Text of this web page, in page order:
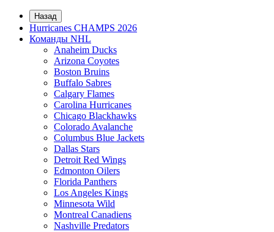
Назад
Hurricanes CHAMPS 2026
Команды NHL
Anaheim Ducks
Arizona Coyotes
Boston Bruins
Buffalo Sabres
Calgary Flames
Carolina Hurricanes
Chicago Blackhawks
Colorado Avalanche
Columbus Blue Jackets
Dallas Stars
Detroit Red Wings
Edmonton Oilers
Florida Panthers
Los Angeles Kings
Minnesota Wild
Montreal Canadiens
Nashville Predators